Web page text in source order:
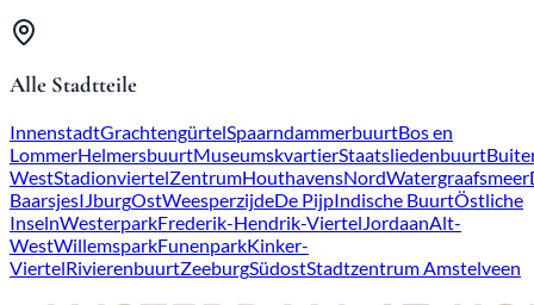
Alle Stadtteile
InnenstadtGrachtengürtelSpaarndammerbuurtBos en
LommerHelmersbuurtMuseumskvartierStaatsliedenbuurt
WestStadionviertelZentrumHouthavensNordWatergraafsmeer
BaarsjesIJburgOstWeesperzijdeDe PijpIndische BuurtÖstliche
InselnWesterparkFrederik-Hendrik-ViertelJordaanAlt-
WestWillemsparkFunenparkKinker-
ViertelRivierenbuurtZeeburgSüdostStadtzentrum Amstelveen